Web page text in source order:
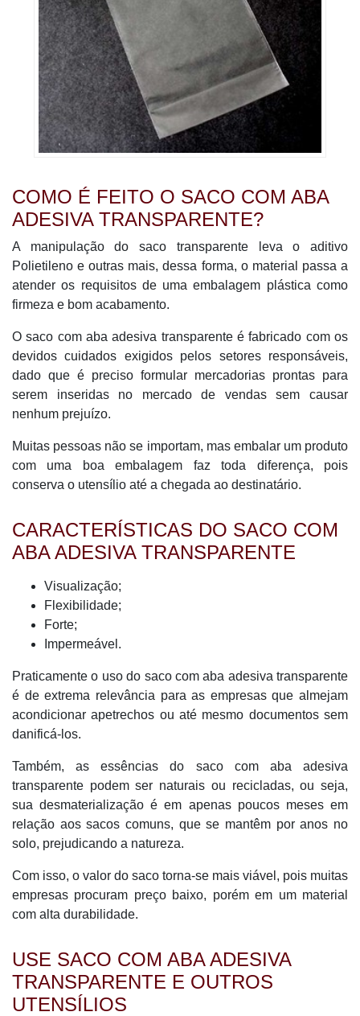
COMO É FEITO O SACO COM ABA
ADESIVA TRANSPARENTE?
A manipulação do saco transparente leva o aditivo
Polietileno e outras mais, dessa forma, o material passa a
atender os requisitos de uma embalagem plástica como
firmeza e bom acabamento.
O saco com aba adesiva transparente é fabricado com os
devidos cuidados exigidos pelos setores responsáveis,
dado que é preciso formular mercadorias prontas para
serem inseridas no mercado de vendas sem causar
nenhum prejuízo.
Muitas pessoas não se importam, mas embalar um produto
com uma boa embalagem faz toda diferença, pois
conserva o utensílio até a chegada ao destinatário.
CARACTERÍSTICAS DO SACO COM
ABA ADESIVA TRANSPARENTE
Visualização;
Flexibilidade;
Forte;
Impermeável.
Praticamente o uso do saco com aba adesiva transparente
é de extrema relevância para as empresas que almejam
acondicionar apetrechos ou até mesmo documentos sem
danificá-los.
Também, as essências do saco com aba adesiva
transparente podem ser naturais ou recicladas, ou seja,
sua desmaterialização é em apenas poucos meses em
relação aos sacos comuns, que se mantêm por anos no
solo, prejudicando a natureza.
Com isso, o valor do saco torna-se mais viável, pois muitas
empresas procuram preço baixo, porém em um material
com alta durabilidade.
USE SACO COM ABA ADESIVA
TRANSPARENTE E OUTROS
UTENSÍLIOS